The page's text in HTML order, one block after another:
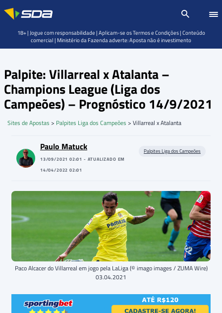
Palpite: Villarreal x Atalanta –
Champions League (Liga dos
Campeões) – Prognóstico 14/9/2021
Sites de Apostas > Palpites Liga dos Campeões > Villarreal x Atalanta
Paulo Matuck
13/09/2021 02:01 - ATUALIZADO EM
14/04/2022 02:01
Palpites Liga dos Campeões
Paco Alcacer do Villarreal em jogo pela LaLiga (© imago images / ZUMA Wire)
03.04.2021
18+ | Jogue com responsabilidade | Aplicam-se os Termos e Condições | Conteúdo
comercial | Ministério da Fazenda adverte: Aposta não é investimento